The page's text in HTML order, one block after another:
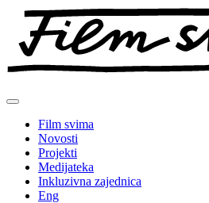
Preskoči
sadržaj
Film svima
Novosti
Projekti
Medijateka
Inkluzivna zajednica
Eng